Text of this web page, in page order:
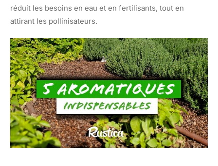
réduit les besoins en eau et en fertilisants, tout en
attirant les pollinisateurs.